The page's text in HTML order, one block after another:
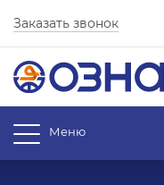
Заказать звонок
Меню